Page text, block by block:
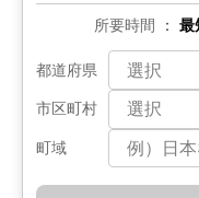
所要時間 最
都道府県
市区町村
町域